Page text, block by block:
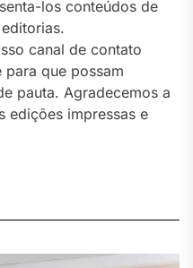
los conteúdos de
canal de contato
que possam
pauta. Agradecemos a
edições impressas e